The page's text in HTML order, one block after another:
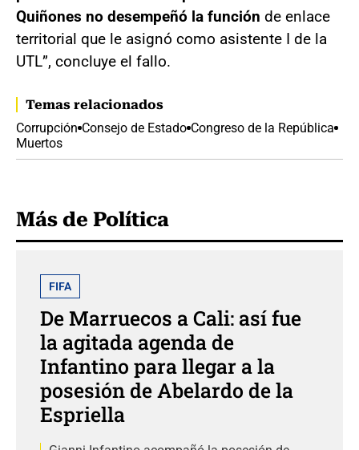
Quiñones no desempeñó la función de enlace
territorial que le asignó como asistente I de la
UTL”, concluye el fallo.
Temas relacionados
Corrupción Consejo de Estado Congreso de la República
Muertos
Más de Política
FIFA
De Marruecos a Cali: así fue
la agitada agenda de
Infantino para llegar a la
posesión de Abelardo de la
Espriella